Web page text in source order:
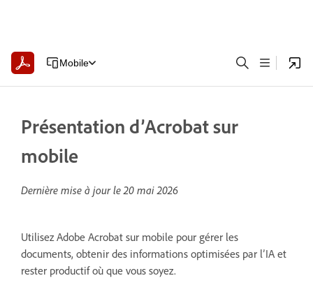
Mobile
Présentation d’Acrobat sur
mobile
Dernière mise à jour le20 mai 2026
Utilisez Adobe Acrobat sur mobile pour gérer les
documents, obtenir des informations optimisées par l’IA et
rester productif où que vous soyez.